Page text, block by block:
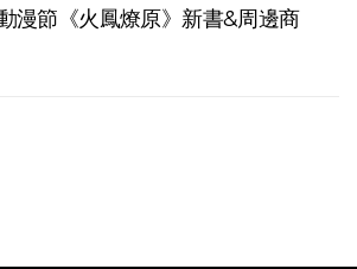
漫節《火鳳燎原》新書&周邊商